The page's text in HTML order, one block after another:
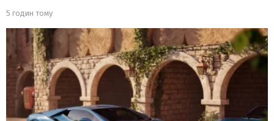
5 годин тому